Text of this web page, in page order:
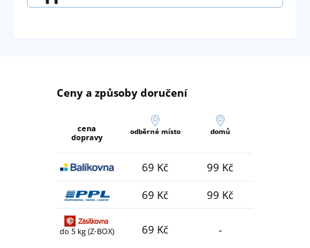
Ceny a způsoby doručení
cena
dopravy
odběrné místo domů
69 Kč
99 Kč
69 Kč
99 Kč
do 5 kg (Z-BOX) 69 Kč -